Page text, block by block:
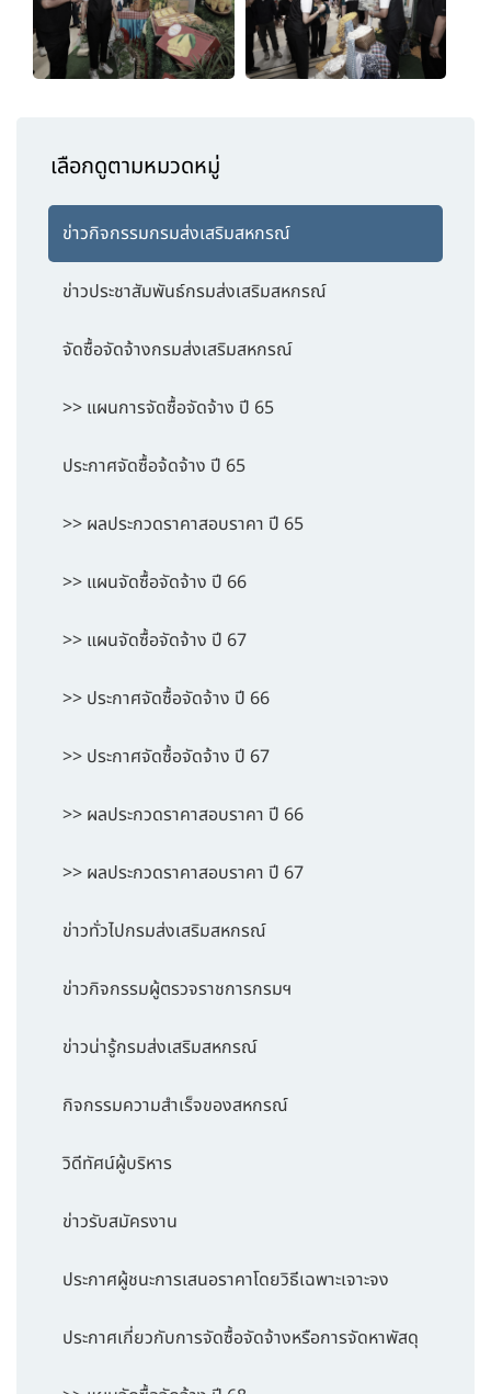
เลือกดูตามหมวดหมู่
ข่าวกิจกรรมกรมส่งเสริมสหกรณ์
ข่าวประชาสัมพันธ์กรมส่งเสริมสหกรณ์
จัดซื้อจัดจ้างกรมส่งเสริมสหกรณ์
>> แผนการจัดซื้อจัดจ้าง ปี 65
ประกาศจัดซื้อจ้ดจ้าง ปี 65
>> ผลประกวดราคาสอบราคา ปี 65
>> แผนจัดซื้อจัดจ้าง ปี 66
>> แผนจัดซื้อจัดจ้าง ปี 67
>> ประกาศจัดซื้อจัดจ้าง ปี 66
>> ประกาศจัดซื้อจัดจ้าง ปี 67
>> ผลประกวดราคาสอบราคา ปี 66
>> ผลประกวดราคาสอบราคา ปี 67
ข่าวทั่วไปกรมส่งเสริมสหกรณ์
ข่าวกิจกรรมผู้ตรวจราชการกรมฯ
ข่าวน่ารู้กรมส่งเสริมสหกรณ์
กิจกรรมความสำเร็จของสหกรณ์
วิดีทัศน์ผู้บริหาร
ข่าวรับสมัครงาน
ประกาศผู้ชนะการเสนอราคาโดยวิธีเฉพาะเจาะจง
ประกาศเกี่ยวกับการจัดซื้อจัดจ้างหรือการจัดหาพัสดุ